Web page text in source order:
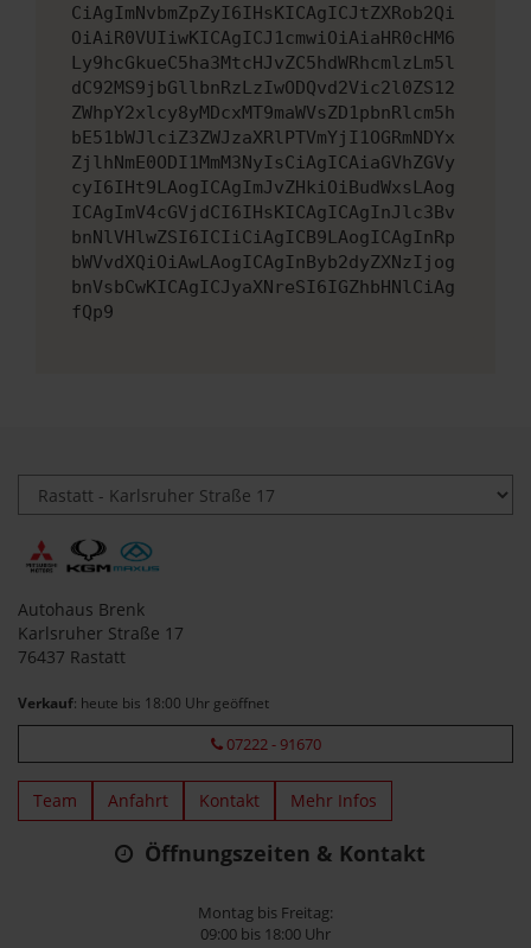
CiAgImNvbmZpZyI6IHsKICAgICJtZXRob2Qi
OiAiR0VUIiwKICAgICJ1cmwiOiAiaHR0cHM6
Ly9hcGkueC5ha3MtcHJvZC5hdWRhcmlzLm5l
dC92MS9jbGllbnRzLzIwODQvd2Vic2l0ZS12
ZWhpY2xlcy8yMDcxMT9maWVsZD1pbnRlcm5h
bE51bWJlciZ3ZWJzaXRlPTVmYjI1OGRmNDYx
ZjlhNmE0ODI1MmM3NyIsCiAgICAiaGVhZGVy
cyI6IHt9LAogICAgImJvZHkiOiBudWxsLAog
ICAgImV4cGVjdCI6IHsKICAgICAgInJlc3Bv
bnNlVHlwZSI6ICIiCiAgICB9LAogICAgInRp
bWVvdXQiOiAwLAogICAgInByb2dyZXNzIjog
bnVsbCwKICAgICJyaXNreSI6IGZhbHNlCiAg
fQp9
Autohaus Brenk
Karlsruher Straße 17
76437 Rastatt
Verkauf: heute bis 18:00 Uhr geöffnet
07222 - 91670
Team Anfahrt Kontakt Mehr Infos
Öffnungszeiten & Kontakt
Montag bis Freitag:
09:00 bis 18:00 Uhr